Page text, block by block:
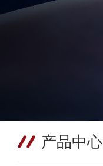
产品中心